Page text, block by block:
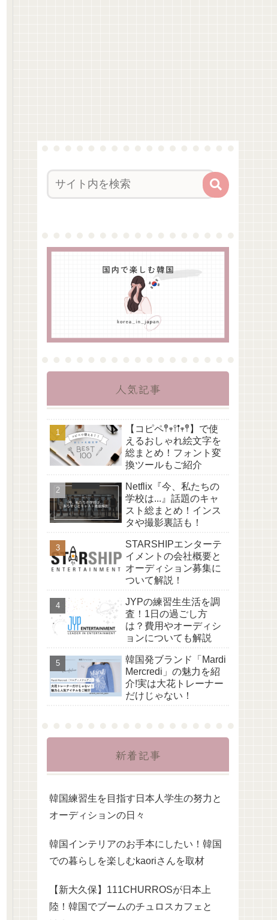
人気記事
【コピペ𖤣𖥧𖥣𖡡𖥧𖤣】で使
えるおしゃれ絵文字を
総まとめ！フォント変
換ツールもご紹介
Netflix『今、私たちの
学校は...』話題のキャ
スト総まとめ！インス
タや撮影裏話も！
STARSHIPエンターテ
イメントの会社概要と
オーディション募集に
ついて解説！
JYPの練習生生活を調
査！1日の過ごし方
は？費用やオーディシ
ョンについても解説
韓国発ブランド「Mardi
Mercredi」の魅力を紹
介!実は大花トレーナー
だけじゃない！
新着記事
韓国練習生を目指す日本人学生の努力と
オーディションの日々
韓国インテリアのお手本にしたい！韓国
での暮らしを楽しむkaoriさんを取材
【新大久保】111CHURROSが日本上
陸！韓国でブームのチュロスカフェと